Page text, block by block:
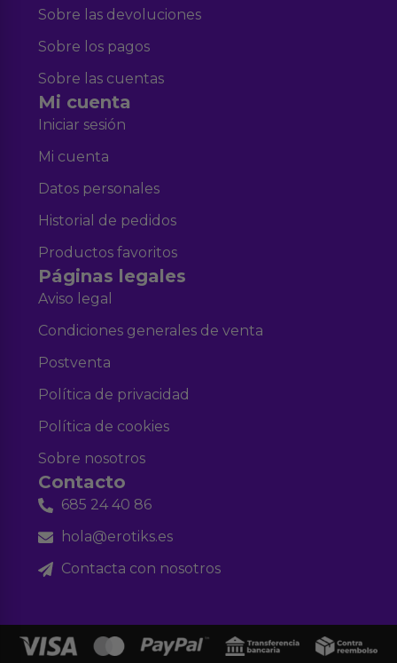
Sobre las devoluciones
Sobre los pagos
Sobre las cuentas
Mi cuenta
Iniciar sesión
Mi cuenta
Datos personales
Historial de pedidos
Productos favoritos
Páginas legales
Aviso legal
Condiciones generales de venta
Postventa
Política de privacidad
Política de cookies
Sobre nosotros
Contacto
685 24 40 86
hola@erotiks.es
Contacta con nosotros